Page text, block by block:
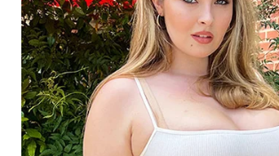
WAHANA
INFRASTRUKTUR
WAHANA
KONSUMEN